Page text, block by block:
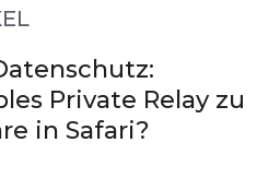
Private Relay zu
in Safari?